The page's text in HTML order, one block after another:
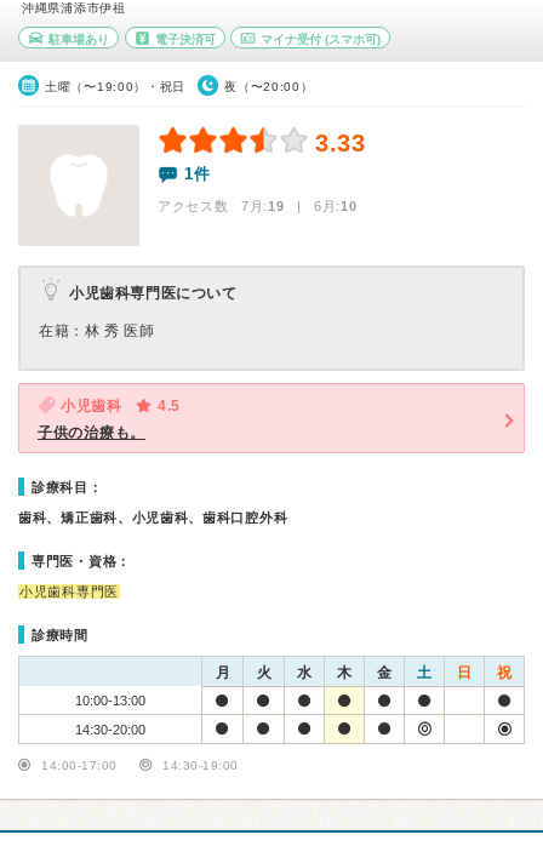
沖縄県浦添市伊祖
駐車場あり 電子決済可 マイナ受付 (スマホ可)
土曜（〜19:00）・祝日 夜（〜20:00）
3.33
1件
アクセス数 7月:19 | 6月:10
小児歯科専門医について
在籍：林 秀 医師
小児歯科
4.5
子供の治療も。
診療科目：
歯科、矯正歯科、小児歯科、歯科口腔外科
専門医・資格：
小児歯科専門医
診療時間
月 火 水 木 金 土 日 祝
10:00-13:00
14:30-20:00
14:00-17:00 14:30-19:00